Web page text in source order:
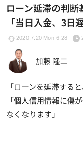
ローン延滞の判
「当日入金、3日
2020.7.20 Mon 6:28
加藤 隆二
「ローンを延滞する
「個人信用情報に傷
なくなります」